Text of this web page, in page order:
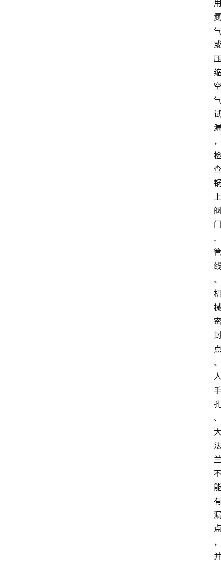
用
氮
气
或
压
缩
空
气
试
漏
，
检
查
锅
上
阀
门
、
管
线
、
机
械
密
封
点
、
人
手
孔
、
大
法
兰
不
能
有
漏
点
，
并